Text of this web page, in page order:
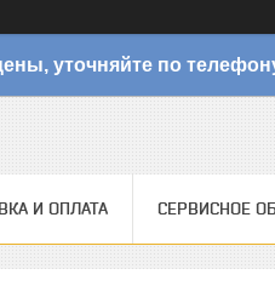
уточняйте по
И ОПЛАТА СЕРВИСНОЕ